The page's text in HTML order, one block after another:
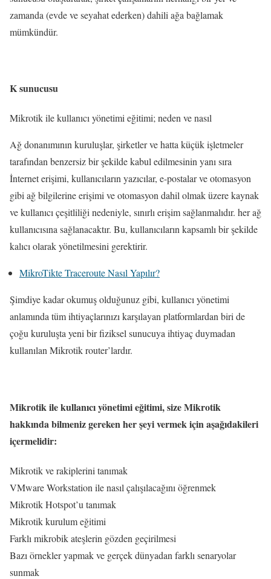
zamanda (evde ve seyahat ederken) dahili ağa bağlamak
mümkündür.
K sunucusu
Mikrotik ile kullanıcı yönetimi eğitimi; neden ve nasıl
Ağ donanımının kuruluşlar, şirketler ve hatta küçük işletmeler
tarafından benzersiz bir şekilde kabul edilmesinin yanı sıra
İnternet erişimi, kullanıcıların yazıcılar, e-postalar ve otomasyon
gibi ağ bilgilerine erişimi ve otomasyon dahil olmak üzere kaynak
ve kullanıcı çeşitliliği nedeniyle, sınırlı erişim sağlanmalıdır. her ağ
kullanıcısına sağlanacaktır. Bu, kullanıcıların kapsamlı bir şekilde
kalıcı olarak yönetilmesini gerektirir.
MikroTikte Traceroute Nasıl Yapılır?
Şimdiye kadar okumuş olduğunuz gibi, kullanıcı yönetimi
anlamında tüm ihtiyaçlarınızı karşılayan platformlardan biri de
çoğu kuruluşta yeni bir fiziksel sunucuya ihtiyaç duymadan
kullanılan Mikrotik router’lardır.
Mikrotik ile kullanıcı yönetimi eğitimi, size Mikrotik
hakkında bilmeniz gereken her şeyi vermek için aşağıdakileri
içermelidir:
Mikrotik ve rakiplerini tanımak
VMware Workstation ile nasıl çalışılacağını öğrenmek
Mikrotik Hotspot’u tanımak
Mikrotik kurulum eğitimi
Farklı mikrobik ateşlerin gözden geçirilmesi
Bazı örnekler yapmak ve gerçek dünyadan farklı senaryolar
sunmak